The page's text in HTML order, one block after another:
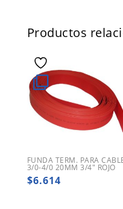
Productos
FUNDA TERM. PARA
3/0-4/0 20MM 3/4″ ROJO
$6.614